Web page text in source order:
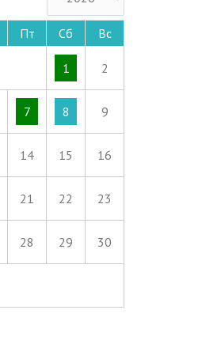
Пт Сб Вс
1 2
7 8 9
14 15 16
21 22 23
28 29 30